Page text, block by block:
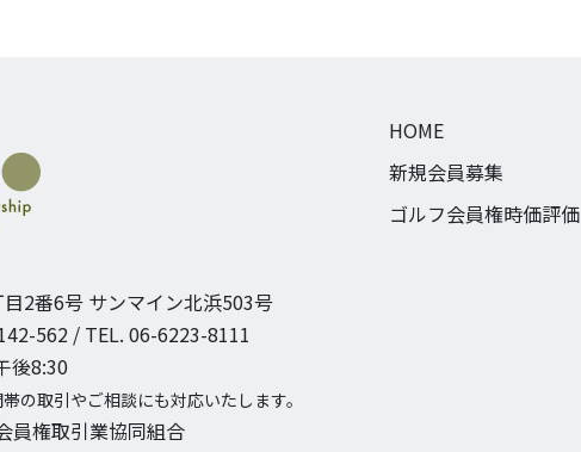
2番6号 サンマイン北浜503号
562 / TEL. 06-6223-8111
後8:30
の取引やご相談にも対応いたします。
員権取引業協同組合
HOME
新規会員募集
ゴルフ会員権時価評価